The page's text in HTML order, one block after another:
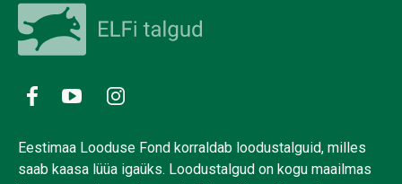
Eestimaa Looduse Fond korraldab loodustalguid, milles
saab kaasa lüüa igaüks. Loodustalgud on kogu maailmas